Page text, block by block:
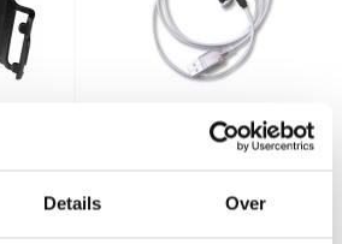
Details Over
Andres aiShell
spatwaterdichte IP 64